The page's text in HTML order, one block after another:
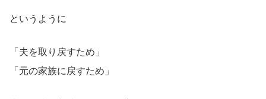
というように
「夫を取り戻すため」
「元の家族に戻すため」